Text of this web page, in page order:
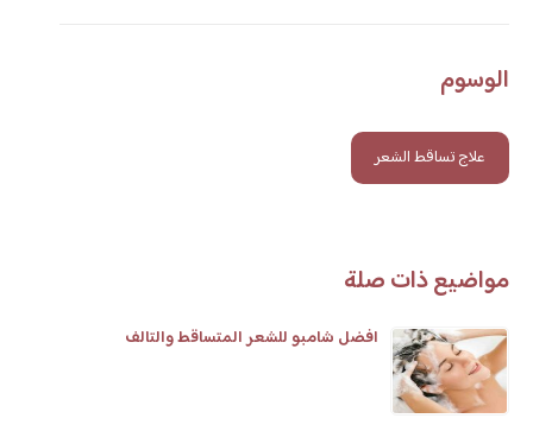
الوسوم
علاج تساقط الشعر
مواضيع ذات صلة
افضل شامبو للشعر المتساقط والتالف